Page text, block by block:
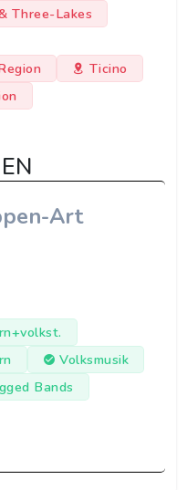
Three-Lakes
Ticino
Art
Volksmusik
Bands